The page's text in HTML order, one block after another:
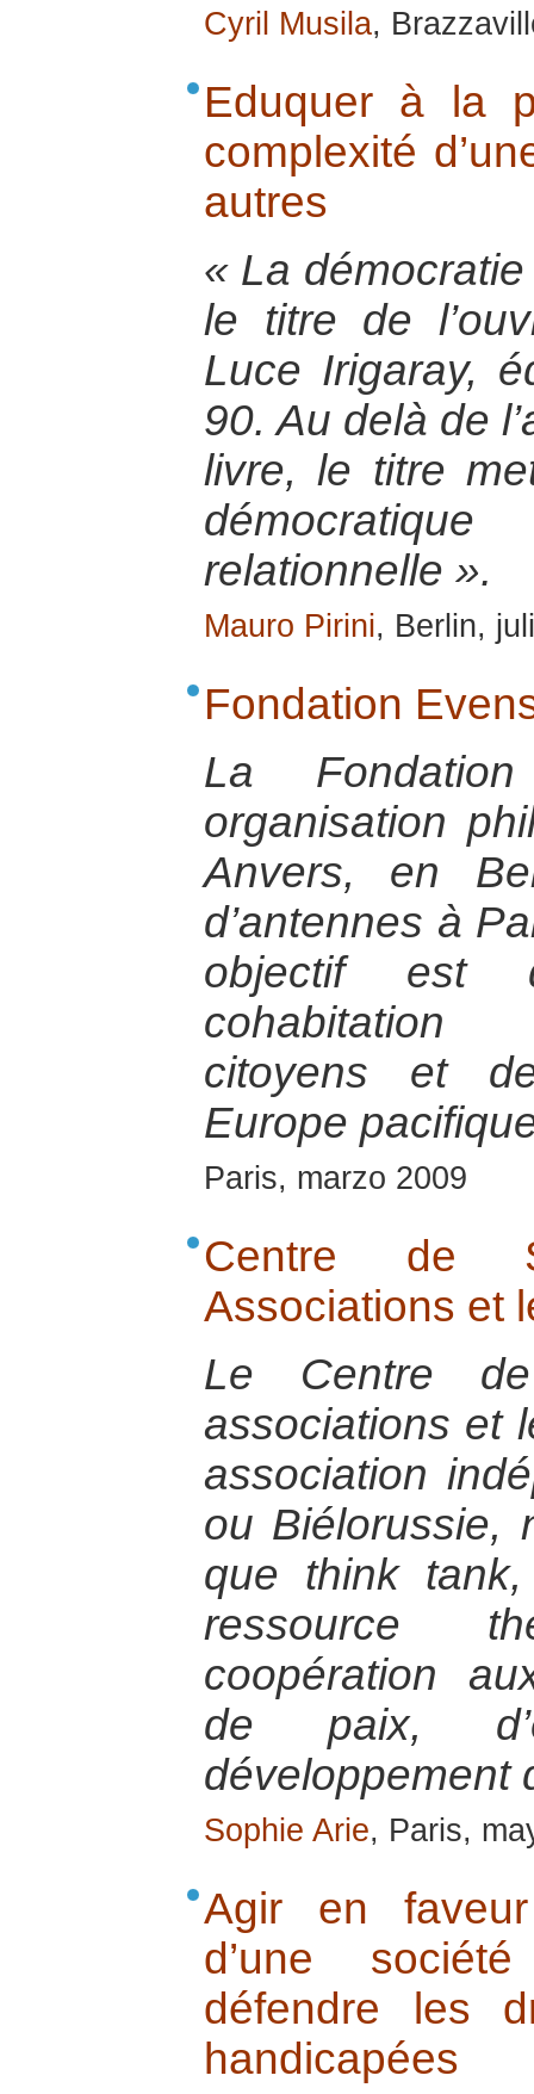
Cyril Musila,
Eduquer à la
complexité
autres
« La
le titre de
Luce Irigaray,
90. Au delà de
livre, le titre
relationnelle ».
Mauro Pirini, Berlin,
Fondation
La
organisation
Anvers, en
d’antennes à
objectif est
cohabitation
citoyens et
Europe
Paris, marzo 2009
Centre de
Associations et
Le Centre
associations et
association
ou Biélorussie,
que think
ressource
coopération
de paix,
développement
Sophie Arie, Paris,
Agir en
d’une
défendre les
handicapées